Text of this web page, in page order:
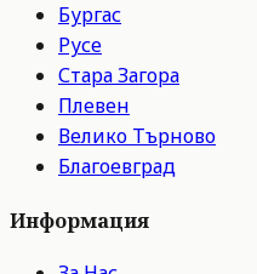
Бургас
Русе
Стара Загора
Плевен
Велико Търново
Благоевград
Информация